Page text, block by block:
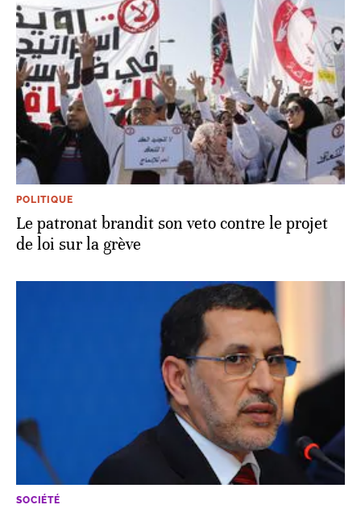
POLITIQUE
Le patronat brandit son veto contre le projet
de loi sur la grève
SOCIÉTÉ